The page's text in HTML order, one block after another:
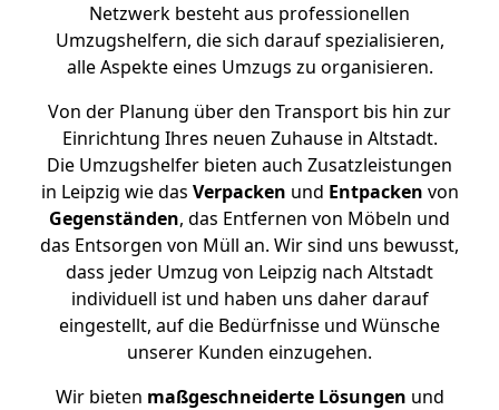
Netzwerk besteht aus professionellen
Umzugshelfern, die sich darauf spezialisieren,
alle Aspekte eines Umzugs zu organisieren.
Von der Planung über den Transport bis hin zur
Einrichtung Ihres neuen Zuhause in Altstadt.
Die Umzugshelfer bieten auch Zusatzleistungen
in Leipzig wie das Verpacken und Entpacken von
Gegenständen, das Entfernen von Möbeln und
das Entsorgen von Müll an. Wir sind uns bewusst,
dass jeder Umzug von Leipzig nach Altstadt
individuell ist und haben uns daher darauf
eingestellt, auf die Bedürfnisse und Wünsche
unserer Kunden einzugehen.
Wir bieten maßgeschneiderte Lösungen und